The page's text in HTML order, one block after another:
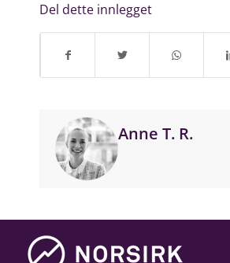
Del dette innlegget
Anne T. R.